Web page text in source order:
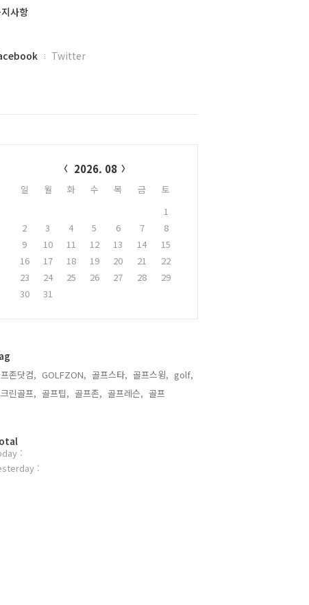
사항
Twitter
2026. 08
일 월 화 수 목 금
토
1
2
3 4 5 6 7
8
9
10 11 12 13 14
15
16
17 18 19 20 21
22
23
24 25 26 27 28
29
30
31
존닷컴, GOLFZON, 골프스타, 골프스윙, golf,
린골프, 골프팁, 골프존, 골프레슨, 골프,
:
: